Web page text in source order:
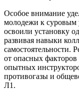
Особое внимание
молодежи к
освоили установку
развивая навыки
самостоятельности.
от опасных
опытных
противогазы и
Л1.